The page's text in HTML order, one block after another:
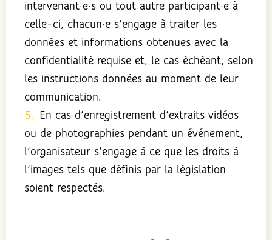
intervenant·e·s ou tout autre participant·e à
celle-ci, chacun·e s’engage à traiter les
données et informations obtenues avec la
confidentialité requise et, le cas échéant, selon
les instructions données au moment de leur
communication.
En cas d’enregistrement d’extraits vidéos
ou de photographies pendant un événement,
l’organisateur s’engage à ce que les droits à
l’images tels que définis par la législation
soient respectés.